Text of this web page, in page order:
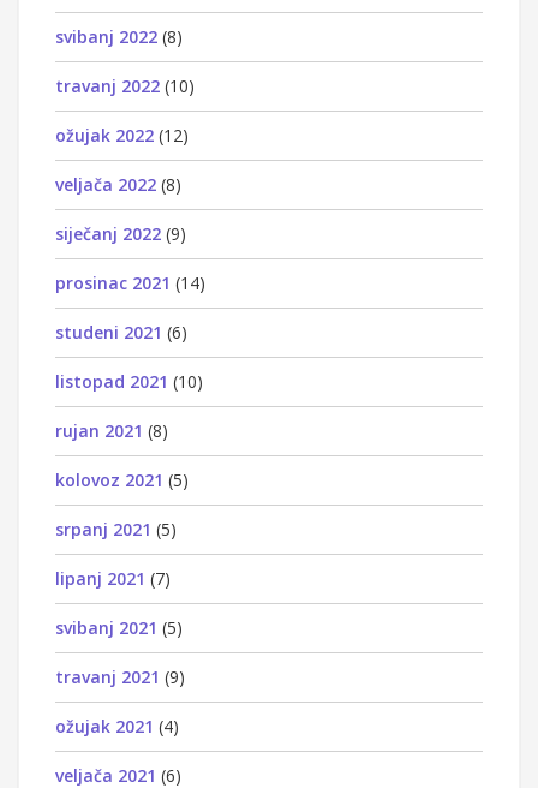
svibanj 2022 (8)
travanj 2022 (10)
ožujak 2022 (12)
veljača 2022 (8)
siječanj 2022 (9)
prosinac 2021 (14)
studeni 2021 (6)
listopad 2021 (10)
rujan 2021 (8)
kolovoz 2021 (5)
srpanj 2021 (5)
lipanj 2021 (7)
svibanj 2021 (5)
travanj 2021 (9)
ožujak 2021 (4)
veljača 2021 (6)